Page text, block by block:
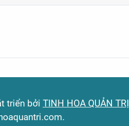
triển bởi TINH HOA QUẢN TRỊ